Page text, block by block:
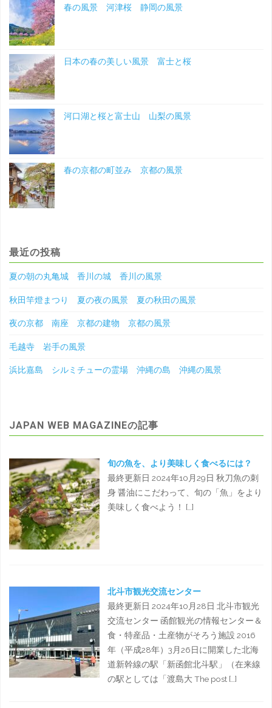
春の風景 河津桜 静岡の風景
日本の春の美しい風景 富士と桜
河口湖と桜と富士山 山梨の風景
春の京都の町並み 京都の風景
最近の投稿
夏の朝の丸亀城 香川の城 香川の風景
秋田竿燈まつり 夏の夜の風景 夏の秋田の風景
夜の京都 南座 京都の建物 京都の風景
毛越寺 岩手の風景
浜比嘉島 シルミチューの霊場 沖縄の島 沖縄の風景
JAPAN WEB MAGAZINEの記事
旬の魚を、より美味しく食べるには？
最終更新日 2024年10月29日 秋刀魚の刺
身 醤油にこだわって、旬の「魚」をより
美味しく食べよう！ […]
北斗市観光交流センター
最終更新日 2024年10月28日 北斗市観光
交流センター 函館観光の情報センター＆
食・特産品・土産物がそろう施設 2016
年（平成28年）3月26日に開業した北海
道新幹線の駅「新函館北斗駅」（在来線
の駅としては「渡島大 The post […]